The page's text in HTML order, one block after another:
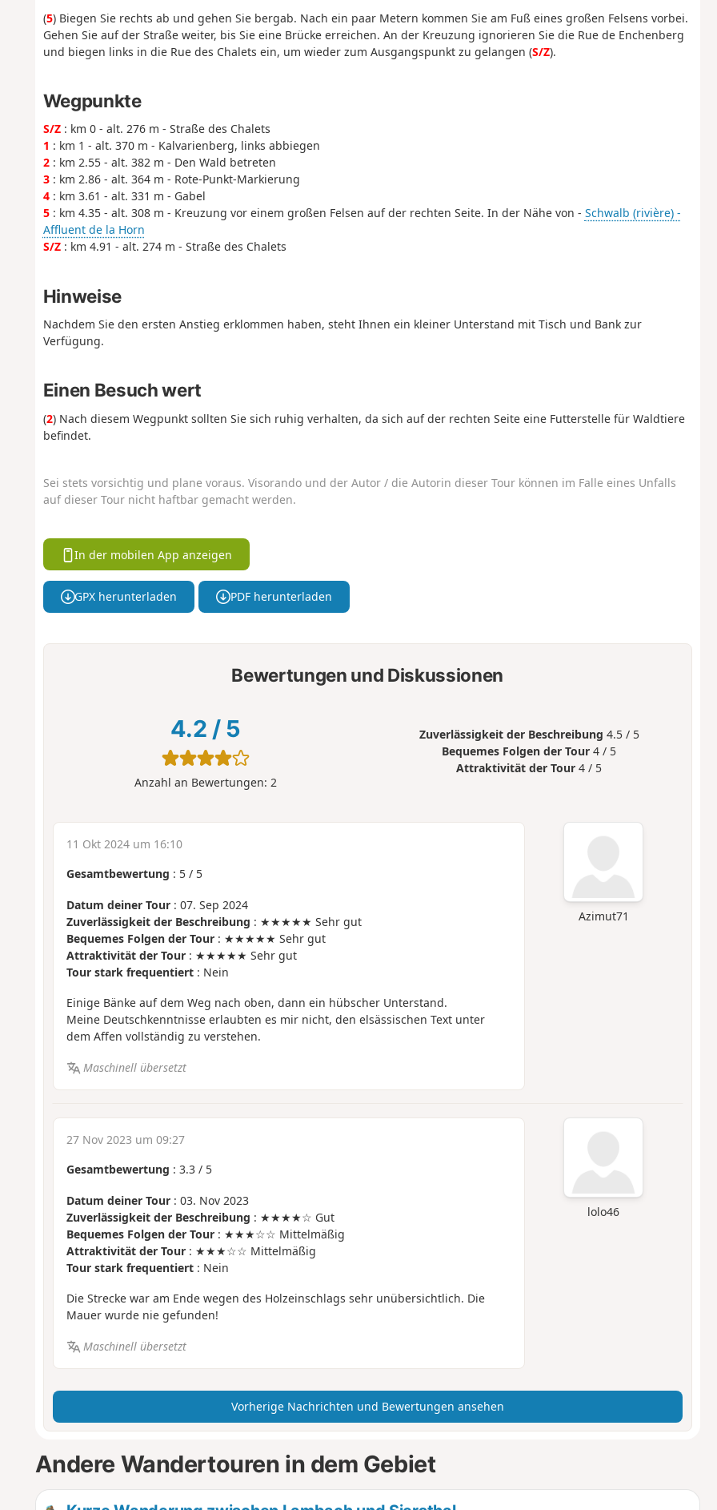
(5) Biegen Sie rechts ab und gehen Sie bergab. Nach ein paar Metern kommen Sie am Fuß eines großen Felsens vorbei.
Gehen Sie auf der Straße weiter, bis Sie eine Brücke erreichen. An der Kreuzung ignorieren Sie die Rue de Enchenberg
und biegen links in die Rue des Chalets ein, um wieder zum Ausgangspunkt zu gelangen (S/Z).
Wegpunkte
S/Z: km 0 - alt. 276 m - Straße des Chalets
1 : km 1 - alt. 370 m - Kalvarienberg, links abbiegen
2: km 2.55 - alt. 382 m - Den Wald betreten
3: km 2.86 - alt. 364 m - Rote-Punkt-Markierung
4: km 3.61 - alt. 331 m - Gabel
5: km 4.35 - alt. 308 m - Kreuzung vor einem großen Felsen auf der rechten Seite. In der Nähe von - Schwalb (rivière) -
Affluent de la Horn
S/Z: km 4.91 - alt. 274 m - Straße des Chalets
Hinweise
Nachdem Sie den ersten Anstieg erklommen haben, steht Ihnen ein kleiner Unterstand mit Tisch und Bank zur
Verfügung.
Einen Besuch wert
(2) Nach diesem Wegpunkt sollten Sie sich ruhig verhalten, da sich auf der rechten Seite eine Futterstelle für Waldtiere
befindet.
Sei stets vorsichtig und plane voraus. Visorando und der Autor / die Autorin dieser Tour können im Falle eines Unfalls
auf dieser Tour nicht haftbar gemacht werden.
In der mobilen App anzeigen
GPX herunterladen PDF herunterladen
Bewertungen und Diskussionen
4.2 / 5
Anzahl an Bewertungen: 2
Zuverlässigkeit der Beschreibung 4.5 / 5
Bequemes Folgen der Tour 4 / 5
Attraktivität der Tour 4 / 5
Azimut71
11 Okt 2024 um 16:10
Gesamtbewertung : 5/ 5
Datum deiner Tour: 07. Sep 2024
Zuverlässigkeit der Beschreibung : ★★★★★ Sehr gut
Bequemes Folgen der Tour: ★★★★★ Sehr gut
Attraktivität der Tour: ★★★★★ Sehr gut
Tour stark frequentiert: Nein
Einige Bänke auf dem Weg nach oben, dann ein hübscher Unterstand.
Meine Deutschkenntnisse erlaubten es mir nicht, den elsässischen Text unter
dem Affen vollständig zu verstehen.
Maschinell übersetzt
lolo46
27 Nov 2023 um 09:27
Gesamtbewertung : 3.3/ 5
Datum deiner Tour: 03. Nov 2023
Zuverlässigkeit der Beschreibung : ★★★★☆ Gut
Bequemes Folgen der Tour: ★★★☆☆ Mittelmäßig
Attraktivität der Tour: ★★★☆☆ Mittelmäßig
Tour stark frequentiert: Nein
Die Strecke war am Ende wegen des Holzeinschlags sehr unübersichtlich. Die
Mauer wurde nie gefunden!
Maschinell übersetzt
Vorherige Nachrichten und Bewertungen ansehen
Andere Wandertouren in dem Gebiet